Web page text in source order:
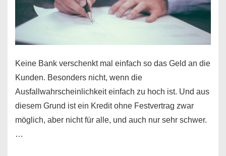
möglich!
Keine Bank verschenkt mal einfach so das Geld an die
Kunden. Besonders nicht, wenn die
Ausfallwahrscheinlichkeit einfach zu hoch ist. Und aus
diesem Grund ist ein Kredit ohne Festvertrag zwar
möglich, aber nicht für alle, und auch nur sehr schwer.
…